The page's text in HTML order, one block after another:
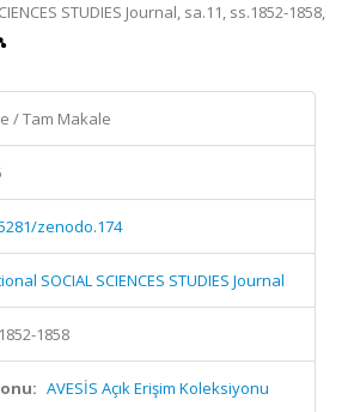
STUDIES Journal, sa.11, ss.1852-1858,
/ Tam Makale
zenodo.174
SOCIAL SCIENCES STUDIES Journal
1858
AVESİS Açık Erişim Koleksiyonu